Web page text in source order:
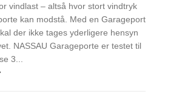
vindlast – altså hvor stort vindtryk
kan modstå. Med en Garageport
der ikke tages yderligere hensyn
NASSAU Garageporte er testet til
3...